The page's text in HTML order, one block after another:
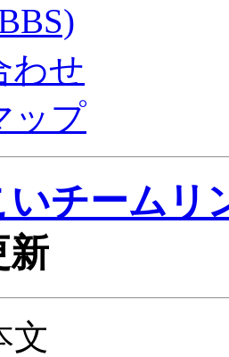
わせ
ップ
チームリ
新
文